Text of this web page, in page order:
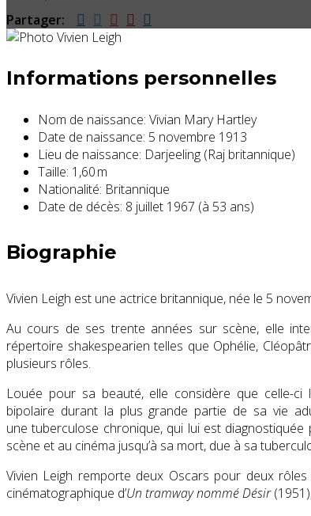
Partager:
Informations personnelles
Nom de naissance: Vivian Mary Hartley
Date de naissance: 5 novembre 1913
Lieu de naissance: Darjeeling (Raj britannique)
Taille: 1,60 m
Nationalité: Britannique
Date de décès: 8 juillet 1967 (à 53 ans)
Biographie
Vivien Leigh est une actrice britannique, née le 5
Au cours de ses trente années sur scène, elle
répertoire shakespearien telles que Ophélie,
plusieurs rôles.
Louée pour sa beauté, elle considère que celle-
bipolaire durant la plus grande partie de sa vie
une tuberculose chronique, qui lui est
scène et au cinéma jusqu’à sa mort, due à sa
Vivien Leigh remporte deux Oscars pour deux
cinématographique d’Un tramway nommé Désir